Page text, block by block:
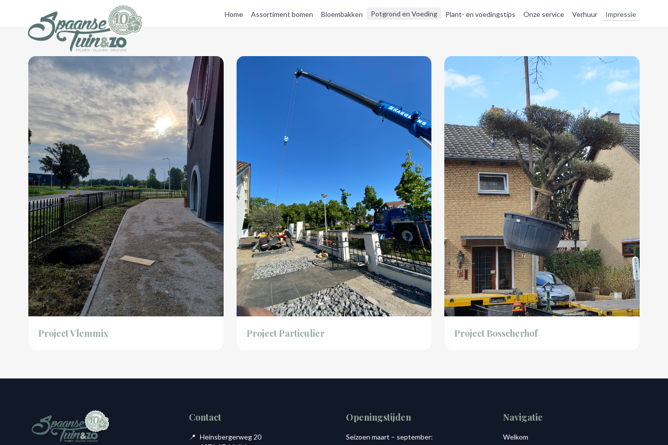
Home Assortiment bomen Bloembakken Potgrond en Voeding Plant- en voedingstips Onze service Verhuur Impressie
Project Vlemmix Project Particulier Project Bosscherhof
Contact
📍 Heinsbergerweg 20
Openingstijden
Seizoen maart – september:
Navigatie
Welkom